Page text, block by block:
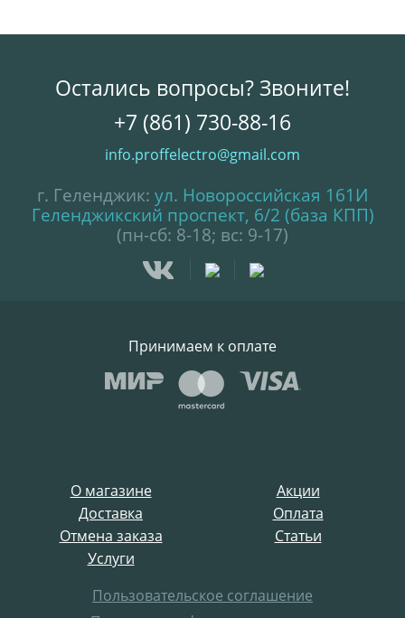
О магазине
Акции
Доставка
Оплата
Отмена заказа
Статьи
Услуги
Пользовательское соглашение
Остались вопросы? Звоните!
+7 (861) 730-88-16
info.proffelectro@gmail.com
г. Геленджик: ул. Новороссийская 161И
Геленджикский проспект, 6/2 (база КПП)
(пн-сб: 8-18; вс: 9-17)
Принимаем к оплате